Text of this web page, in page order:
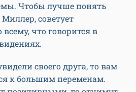
Чтобы лучше понять
советует
что говорится в
своего друга, то вам
к большим переменам.